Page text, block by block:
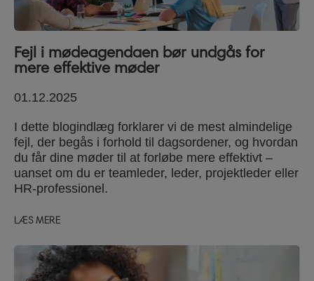
Fejl i mødeagendaen bør undgås for
mere effektive møder
01.12.2025
I dette blogindlæg forklarer vi de mest almindelige
fejl, der begås i forhold til dagsordener, og hvordan
du får dine møder til at forløbe mere effektivt –
uanset om du er teamleder, leder, projektleder eller
HR-professionel.
LÆS MERE